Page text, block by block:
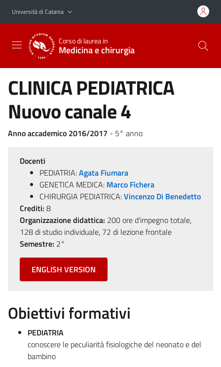
Vai al contenuto principale
Vai al menu di navigazione
Università di Catania
Corso di laurea in
Medicina e chirurgia
CLINICA PEDIATRICA
Nuovo canale 4
Anno accademico 2016/2017 - 5° anno
Docenti
PEDIATRIA:Agata Fiumara
GENETICA MEDICA: Marco Fichera
CHIRURGIA PEDIATRICA:Vincenzo Di Benedetto
Crediti: 8
Organizzazione didattica: 200 ore d'impegno totale,
128 di studio individuale, 72 di lezione frontale
Semestre: 2°
ENGLISH VERSION
Obiettivi formativi
PEDIATRIA
conoscere le peculiarità fisiologiche del neonato e del
bambino